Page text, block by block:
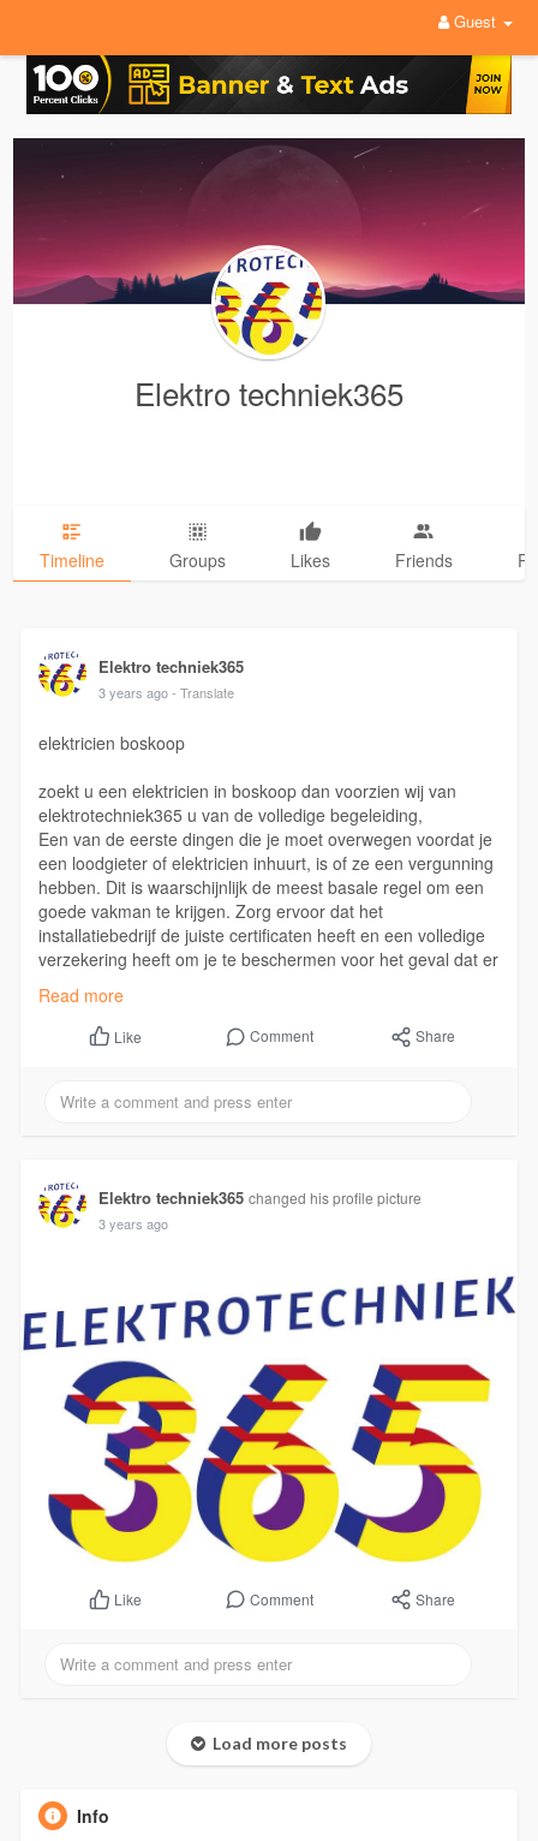
Guest
Elektro techniek365
Timeline Groups Likes Friends
Elektro techniek365
3 years ago - Translate
elektricien boskoop
zoekt u een elektricien in boskoop dan voorzien wij van
elektrotechniek365 u van de volledige begeleiding,
Een van de eerste dingen die je moet overwegen voordat je
een loodgieter of elektricien inhuurt, is of ze een vergunning
hebben. Dit is waarschijnlijk de meest basale regel om een
goede vakman te krijgen. Zorg ervoor dat het
installatiebedrijf de juiste certificaten heeft en een volledige
verzekering heeft om je te beschermen voor het geval dat er
onverhoopt iets gebeurt.
Please visit:
https://www.elektrotechniek365.....nl/installatiebedri
Read more
Like Comment Share
Elektro techniek365 changed his profile picture
3 years ago
Like Comment Share
Load more posts
Info